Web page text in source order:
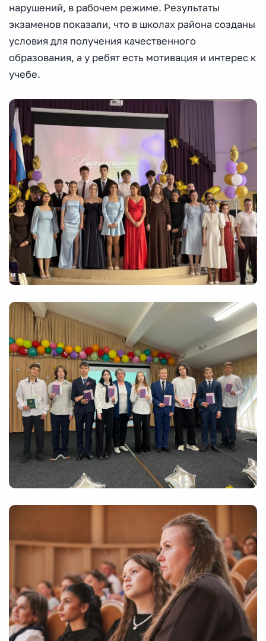
нарушений, в рабочем режиме. Результаты
экзаменов показали, что в школах района созданы
условия для получения качественного
образования, а у ребят есть мотивация и интерес к
учебе.